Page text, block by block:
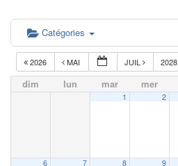
Catégories
2026 MAI JUIL 2028
dim lun mar mer
1 2
6 7 8 9